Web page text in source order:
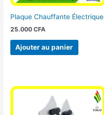
Plaque Chauffante Électrique
25.000CFA
Ajouter au panier